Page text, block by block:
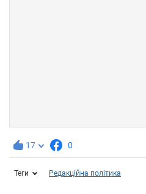
17 0
Теги Редакційна політика